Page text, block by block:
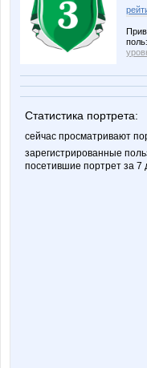
Статистика портрета:
сейчас просматривают
зарегистрированные
посетившие портрет за 7